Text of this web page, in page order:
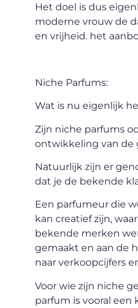
Het doel is dus
moderne vrouw de
en vrijheid. het
Niche Parfums:
Wat is nu eigenlijk
Zijn niche parfums
ontwikkeling van de
Natuurlijk zijn er
dat je de bekende
Een parfumeur die
kan creatief zijn,
bekende merken
gemaakt en aan de
naar verkoopcijfers
Voor wie zijn niche
parfum is vooral een